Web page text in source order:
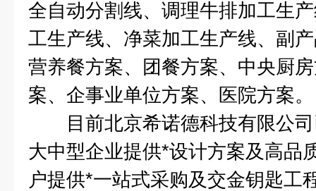
全自动分割线、调理牛排加工生
工生产线、净菜加工生产线、副
营养餐方案、团餐方案、中央厨
案、企事业单位方案、医院方案。
目前北京希诺德科技有限公司
大中型企业提供*设计方案及高品
户提供*一站式采购及交金钥匙工